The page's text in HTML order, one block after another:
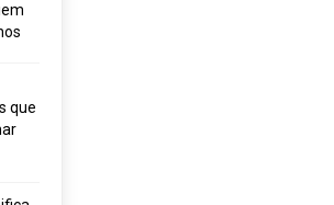
que